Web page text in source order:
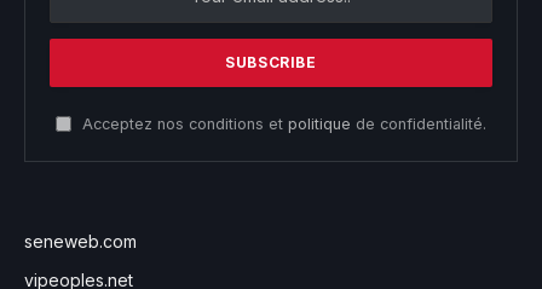
Acceptez nos conditions et politique de confidentialité.
seneweb.com
vipeoples.net